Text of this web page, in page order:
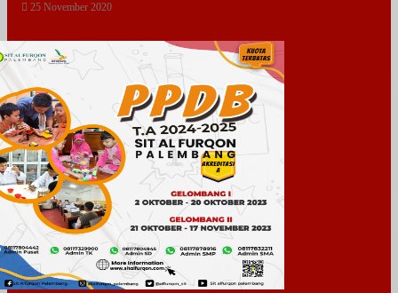
25 November 2020